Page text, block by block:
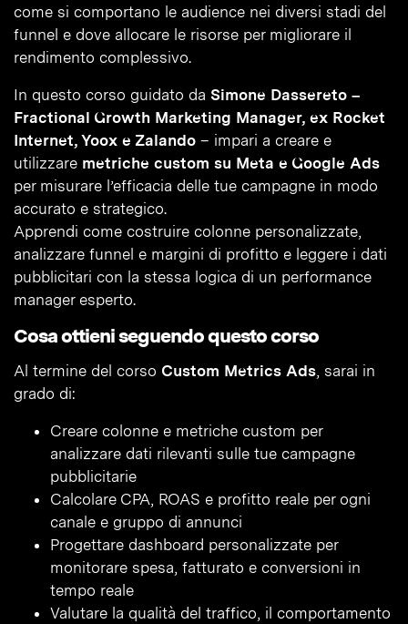
come si comportano le audience nei diversi stadi del
funnel e dove allocare le risorse per migliorare il
rendimento complessivo.
In questo corso guidato da Simone Dassereto –
Fractional Growth Marketing Manager, ex Rocket
Internet, Yoox e Zalando – impari a creare e
utilizzare metriche custom su Meta e Google Ads
per misurare l’efficacia delle tue campagne in modo
accurato e strategico.
Apprendi come costruire colonne personalizzate,
analizzare funnel e margini di profitto e leggere i dati
pubblicitari con la stessa logica di un performance
manager esperto.
Cosa ottieni seguendo questo corso
Al termine del corso Custom Metrics Ads, sarai in
grado di:
Creare colonne e metriche custom per
analizzare dati rilevanti sulle tue campagne
pubblicitarie
Calcolare CPA, ROAS e profitto reale per ogni
canale e gruppo di annunci
Progettare dashboard personalizzate per
monitorare spesa, fatturato e conversioni in
tempo reale
Valutare la qualità del traffico, il comportamento